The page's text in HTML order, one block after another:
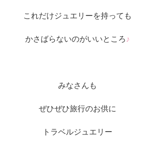
これだけジュエリーを持っても
かさばらないのがいいところ♪
みなさんも
ぜひぜひ旅行のお供に
トラベルジュエリー